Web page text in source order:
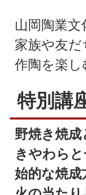
山岡陶業
家族や友
作陶を楽し
特別講
野焼き焼
きやわら
始的な焼成